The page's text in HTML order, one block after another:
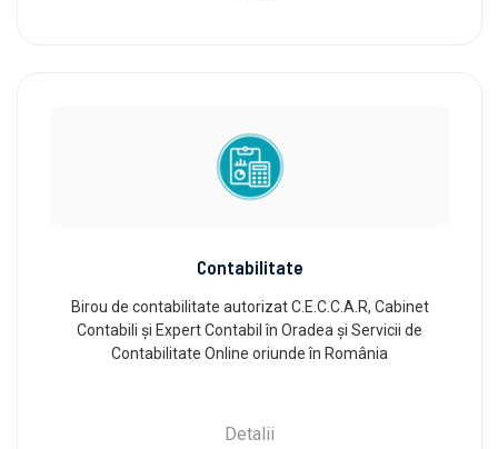
Contabilitate
Birou de contabilitate autorizat C.E.C.C.A.R, Cabinet
Contabili și Expert Contabil în Oradea și Servicii de
Contabilitate Online oriunde în România
Detalii